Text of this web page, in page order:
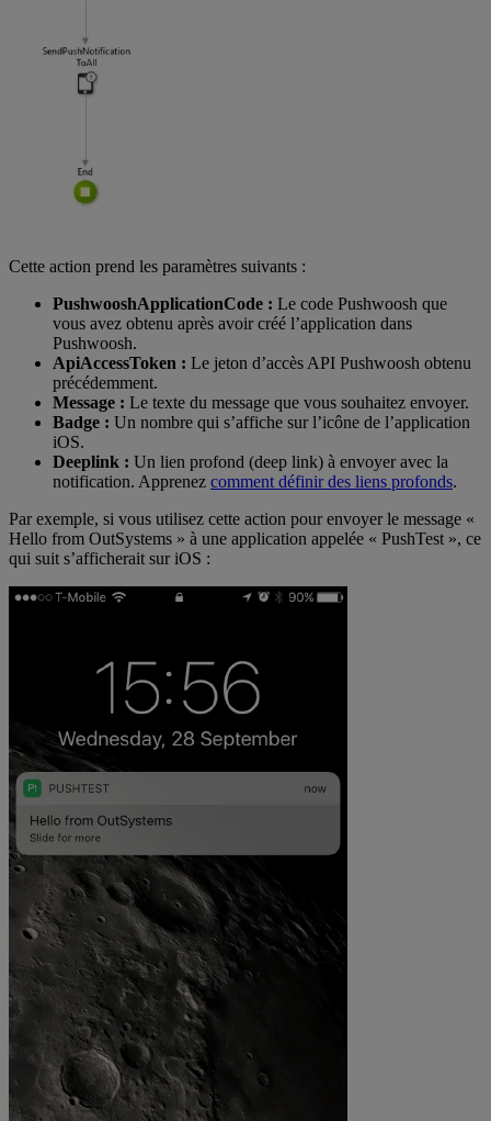
Cette action prend les paramètres suivants :
PushwooshApplicationCode : Le code Pushwoosh que
vous avez obtenu après avoir créé l’application dans
Pushwoosh.
ApiAccessToken : Le jeton d’accès API Pushwoosh obtenu
précédemment.
Message : Le texte du message que vous souhaitez envoyer.
Badge : Un nombre qui s’affiche sur l’icône de l’application
iOS.
Deeplink : Un lien profond (deep link) à envoyer avec la
notification. Apprenez comment définir des liens profonds.
Par exemple, si vous utilisez cette action pour envoyer le message «
Hello from OutSystems » à une application appelée « PushTest », ce
qui suit s’afficherait sur iOS :